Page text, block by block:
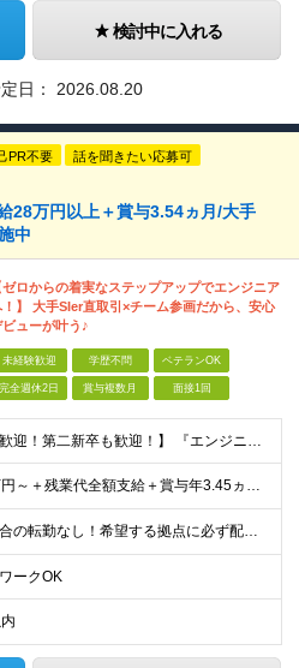
検討中に入れる
日： 2026.08.20
PR不要 話を聞きたい応募可
28万円以上＋賞与3.54ヵ月/大手
中
ゼロからの着実なステップアップでエンジニア
！】 大手SIer直取引×チーム参画だから、安心
ビューが叶う♪
未経験歓迎 学歴不問 ベテランOK
完全週休2日 賞与複数月 面接1回
【未経験歓迎！第二新卒も歓迎！】 『エンジニアになりたい』意欲があれば歓迎です！ 以下のような方も尚歓迎です！ ・学生時代に情報系の学部で学んでいた方 ・ITスクールや独学でプログラミングを学んだこ
月給28万円～＋残業代全額支給＋賞与年3.45ヵ月(東京) 月給25万円～＋残業代全額支給＋賞与年3.45ヵ月(新潟・長岡) 入社時想定年収： 392万円～ (東京) 350万円～ (新潟・長岡)
≪会社都合の転勤なし！希望する拠点に必ず配属します。新潟Uターン・Iターン大歓迎！≫ 首都圏(東京、神奈川、千葉、埼玉)または新潟市、長岡市周辺のお客様先または各拠点での勤務となります。 ■東京支社
ークOK